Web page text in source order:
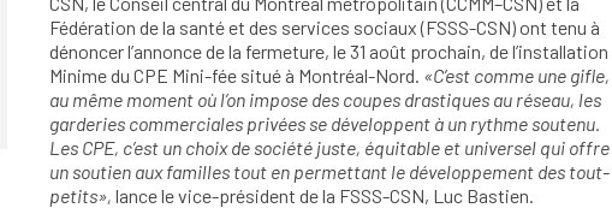
Fédération de la santé et des services sociaux (FSSS-CSN) ont tenu à
dénoncer l’annonce de la fermeture, le 31 août prochain, de l’installation
Minime du CPE Mini-fée situé à Montréal-Nord. «C’est comme une gifle,
au même moment où l’on impose des coupes drastiques au réseau, les
garderies commerciales privées se développent à un rythme soutenu.
Les CPE, c’est un choix de société juste, équitable et universel qui offre
un soutien aux familles tout en permettant le développement des tout-
petits», lance le vice-président de la FSSS-CSN, Luc Bastien.